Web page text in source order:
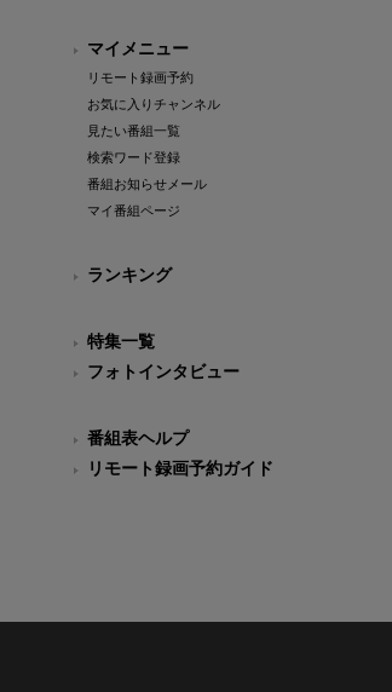
マイメニュー
リモート録画予約
お気に入りチャンネル
見たい番組一覧
検索ワード登録
番組お知らせメール
マイ番組ページ
ランキング
特集一覧
フォトインタビュー
番組表ヘルプ
リモート録画予約ガイド